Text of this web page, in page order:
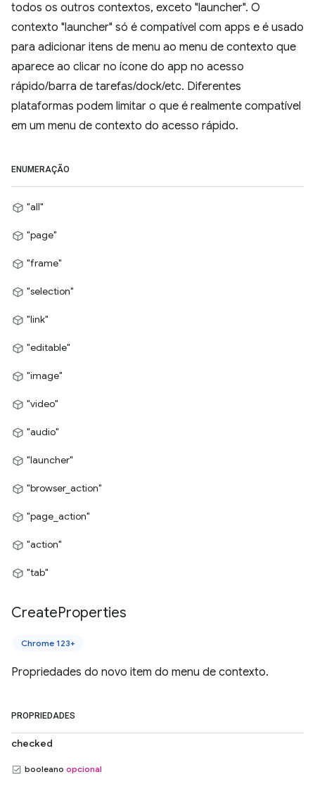
todos os outros contextos, exceto "launcher". O
contexto "launcher" só é compatível com apps e é usado
para adicionar itens de menu ao menu de contexto que
aparece ao clicar no ícone do app no acesso
rápido/barra de tarefas/dock/etc. Diferentes
plataformas podem limitar o que é realmente compatível
em um menu de contexto do acesso rápido.
ENUMERAÇÃO
"all"
"page"
"frame"
"selection"
"link"
"editable"
"image"
"video"
"audio"
"launcher"
"browser_action"
"page_action"
"action"
"tab"
CreateProperties
Chrome 123+
Propriedades do novo item do menu de contexto.
PROPRIEDADES
checked
booleano opcional